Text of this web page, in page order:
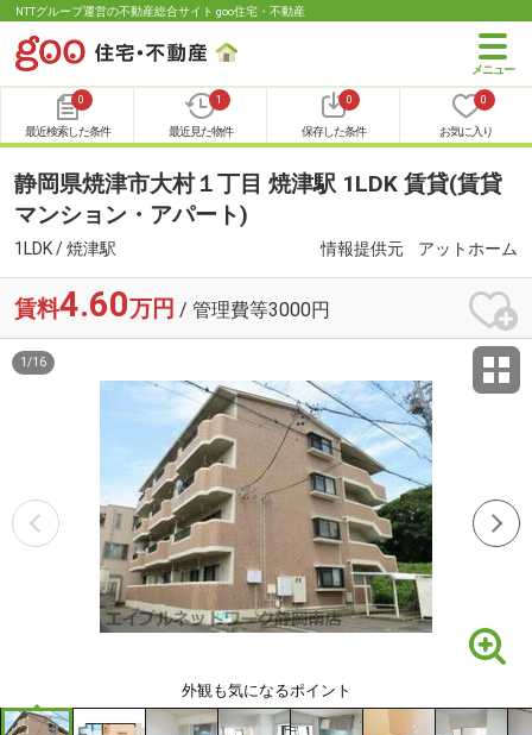
NTTグループ運営の不動産総合サイト goo住宅・不動産
0
最近検索した条件
1
最近見た物件
0
保存した条件
0
お気に入り
静岡県焼津市大村１丁目 焼津駅 1LDK 賃貸(賃貸
マンション・アパート)
1LDK / 焼津駅 情報提供元 アットホーム
賃料4.60万円 / 管理費等3000円
外観も気になるポイント
1 /16